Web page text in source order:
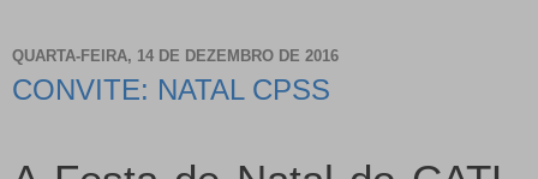
QUARTA-FEIRA, 14 DE DEZEMBRO DE 2016
CONVITE: NATAL CPSS